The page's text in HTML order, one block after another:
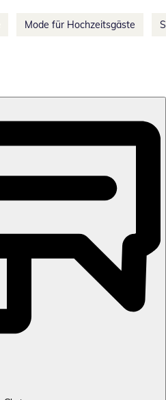
Mode für Hochzeitsgäste